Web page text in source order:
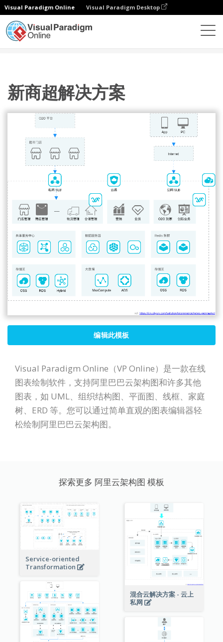
Visual Paradigm Online Visual Paradigm Desktop
新商超解决方案
编辑此模板
Visual Paradigm Online（VP Online）是一款在线
图表绘制软件，支持阿里巴巴云架构图和许多其他
图表，如 UML、组织结构图、平面图、线框、家庭
树、ERD 等。您可以通过简单直观的图表编辑器轻
松绘制阿里巴巴云架构图。
探索更多 阿里云架构图 模板
Service-oriented
Transformation
混合云解决方案 - 云上
私网